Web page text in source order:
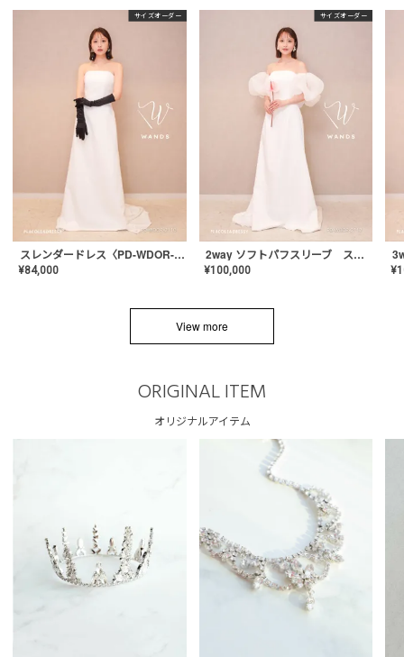
サイズオーダー
スレンダードレス〈PD-WDOR-2110〉
¥84,000
サイズオーダー
2way ソフトパフスリーブ スレンダードレス〈PD-WDOR-2112〉
¥100,000 ¥
View more
ORIGINAL ITEM
オリジナルアイテム